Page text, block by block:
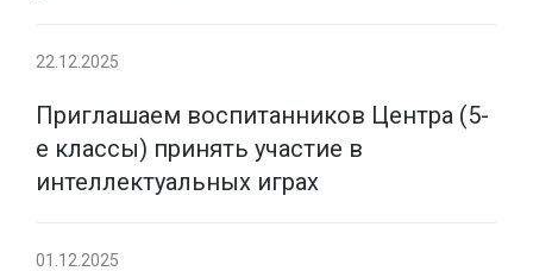
22.12.2025
Приглашаем воспитанников Центра (5-
е классы) принять участие в
интеллектуальных играх
01.12.2025